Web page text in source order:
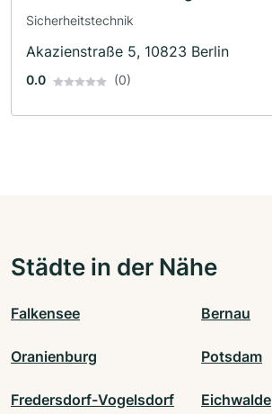
Sicherheitstechnik
Akazienstraße 5, 10823 Berlin
0.0 (0)
Städte in der Nähe
Falkensee Bernau
Oranienburg Potsdam
Fredersdorf-Vogelsdorf Eichwalde